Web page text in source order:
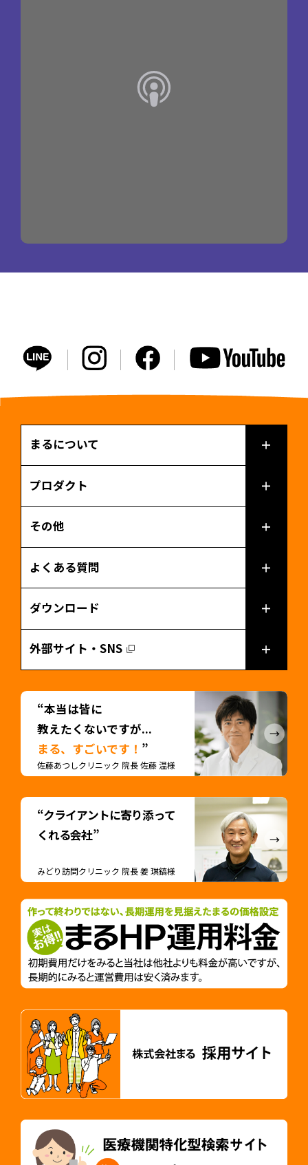
まるについて
プロダクト
その他
よくある質問
ダウンロード
外部サイト・SNS
“本当は皆に
教えたくないですが...
まる、すごいです！ ”
佐藤あつしクリニック 院長 佐藤 温様
“クライアントに寄り添って
くれる会社”
みどり訪問クリニック 院長 姜 琪鎬様